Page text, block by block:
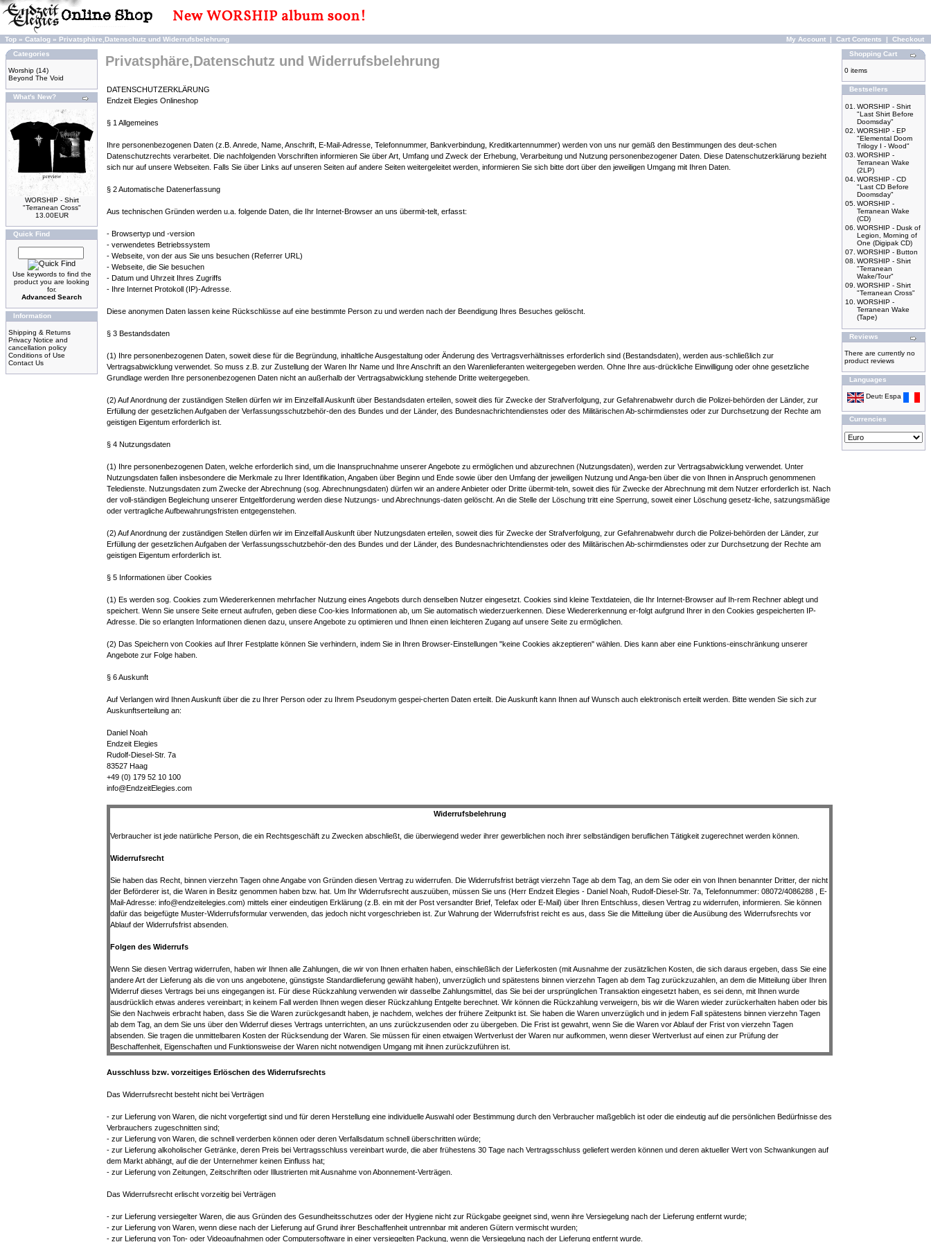
Top » Catalog » Privatsphäre,Datenschutz und Widerrufsbelehrung My Account | Cart Contents | Checkout
Categories
Worship (14)
Beyond The Void
What's New?
WORSHIP - Shirt
"Terranean Cross"
13.00EUR
Quick Find
Use keywords to find the
product you are looking
for.
Advanced Search
Information
Shipping & Returns
Privacy Notice and
cancellation policy
Conditions of Use
Contact Us
Privatsphäre,Datenschutz und Widerrufsbelehrung
DATENSCHUTZERKLÄRUNG
Endzeit Elegies Onlineshop
§ 1 Allgemeines
Ihre personenbezogenen Daten (z.B. Anrede, Name, Anschrift, E-Mail-Adresse, Telefonnummer, Bankverbindung, Kreditkartennummer) werden von uns nur gemäß den Bestimmungen des deut-schen
Datenschutzrechts verarbeitet. Die nachfolgenden Vorschriften informieren Sie über Art, Umfang und Zweck der Erhebung, Verarbeitung und Nutzung personenbezogener Daten. Diese Datenschutzerklärung bezieht
sich nur auf unsere Webseiten. Falls Sie über Links auf unseren Seiten auf andere Seiten weitergeleitet werden, informieren Sie sich bitte dort über den jeweiligen Umgang mit Ihren Daten.
§ 2 Automatische Datenerfassung
Aus technischen Gründen werden u.a. folgende Daten, die Ihr Internet-Browser an uns übermit-telt, erfasst:
- Browsertyp und -version
- verwendetes Betriebssystem
- Webseite, von der aus Sie uns besuchen (Referrer URL)
- Webseite, die Sie besuchen
- Datum und Uhrzeit Ihres Zugriffs
- Ihre Internet Protokoll (IP)-Adresse.
Diese anonymen Daten lassen keine Rückschlüsse auf eine bestimmte Person zu und werden nach der Beendigung Ihres Besuches gelöscht.
§ 3 Bestandsdaten
(1) Ihre personenbezogenen Daten, soweit diese für die Begründung, inhaltliche Ausgestaltung oder Änderung des Vertragsverhältnisses erforderlich sind (Bestandsdaten), werden aus-schließlich zur
Vertragsabwicklung verwendet. So muss z.B. zur Zustellung der Waren Ihr Name und Ihre Anschrift an den Warenlieferanten weitergegeben werden. Ohne Ihre aus-drückliche Einwilligung oder ohne gesetzliche
Grundlage werden Ihre personenbezogenen Daten nicht an außerhalb der Vertragsabwicklung stehende Dritte weitergegeben.
(2) Auf Anordnung der zuständigen Stellen dürfen wir im Einzelfall Auskunft über Bestandsdaten erteilen, soweit dies für Zwecke der Strafverfolgung, zur Gefahrenabwehr durch die Polizei-behörden der Länder, zur
Erfüllung der gesetzlichen Aufgaben der Verfassungsschutzbehör-den des Bundes und der Länder, des Bundesnachrichtendienstes oder des Militärischen Ab-schirmdienstes oder zur Durchsetzung der Rechte am
geistigen Eigentum erforderlich ist.
§ 4 Nutzungsdaten
(1) Ihre personenbezogenen Daten, welche erforderlich sind, um die Inanspruchnahme unserer Angebote zu ermöglichen und abzurechnen (Nutzungsdaten), werden zur Vertragsabwicklung verwendet. Unter
Nutzungsdaten fallen insbesondere die Merkmale zu Ihrer Identifikation, Angaben über Beginn und Ende sowie über den Umfang der jeweiligen Nutzung und Anga-ben über die von Ihnen in Anspruch genommenen
Teledienste. Nutzungsdaten zum Zwecke der Abrechnung (sog. Abrechnungsdaten) dürfen wir an andere Anbieter oder Dritte übermit-teln, soweit dies für Zwecke der Abrechnung mit dem Nutzer erforderlich ist. Nach
der voll-ständigen Begleichung unserer Entgeltforderung werden diese Nutzungs- und Abrechnungs-daten gelöscht. An die Stelle der Löschung tritt eine Sperrung, soweit einer Löschung gesetz-liche, satzungsmäßige
oder vertragliche Aufbewahrungsfristen entgegenstehen.
(2) Auf Anordnung der zuständigen Stellen dürfen wir im Einzelfall Auskunft über Nutzungsdaten erteilen, soweit dies für Zwecke der Strafverfolgung, zur Gefahrenabwehr durch die Polizei-behörden der Länder, zur
Erfüllung der gesetzlichen Aufgaben der Verfassungsschutzbehör-den des Bundes und der Länder, des Bundesnachrichtendienstes oder des Militärischen Ab-schirmdienstes oder zur Durchsetzung der Rechte am
geistigen Eigentum erforderlich ist.
§ 5 Informationen über Cookies
(1) Es werden sog. Cookies zum Wiedererkennen mehrfacher Nutzung eines Angebots durch denselben Nutzer eingesetzt. Cookies sind kleine Textdateien, die Ihr Internet-Browser auf Ih-rem Rechner ablegt und
speichert. Wenn Sie unsere Seite erneut aufrufen, geben diese Coo-kies Informationen ab, um Sie automatisch wiederzuerkennen. Diese Wiedererkennung er-folgt aufgrund Ihrer in den Cookies gespeicherten IP-
Adresse. Die so erlangten Informationen dienen dazu, unsere Angebote zu optimieren und Ihnen einen leichteren Zugang auf unsere Seite zu ermöglichen.
(2) Das Speichern von Cookies auf Ihrer Festplatte können Sie verhindern, indem Sie in Ihren Browser-Einstellungen "keine Cookies akzeptieren" wählen. Dies kann aber eine Funktions-einschränkung unserer
Angebote zur Folge haben.
§ 6 Auskunft
Auf Verlangen wird Ihnen Auskunft über die zu Ihrer Person oder zu Ihrem Pseudonym gespei-cherten Daten erteilt. Die Auskunft kann Ihnen auf Wunsch auch elektronisch erteilt werden. Bitte wenden Sie sich zur
Auskunftserteilung an:
Daniel Noah
Endzeit Elegies
Rudolf-Diesel-Str. 7a
83527 Haag
+49 (0) 179 52 10 100
info@EndzeitElegies.com
Widerrufsbelehrung
Verbraucher ist jede natürliche Person, die ein Rechtsgeschäft zu Zwecken abschließt, die überwiegend weder ihrer gewerblichen noch ihrer selbständigen beruflichen Tätigkeit zugerechnet werden können.
Widerrufsrecht
Sie haben das Recht, binnen vierzehn Tagen ohne Angabe von Gründen diesen Vertrag zu widerrufen. Die Widerrufsfrist beträgt vierzehn Tage ab dem Tag, an dem Sie oder ein von Ihnen benannter Dritter, der nicht
der Beförderer ist, die Waren in Besitz genommen haben bzw. hat. Um Ihr Widerrufsrecht auszuüben, müssen Sie uns (Herr Endzeit Elegies - Daniel Noah, Rudolf-Diesel-Str. 7a, Telefonnummer: 08072/4086288 , E-
Mail-Adresse: info@endzeitelegies.com) mittels einer eindeutigen Erklärung (z.B. ein mit der Post versandter Brief, Telefax oder E-Mail) über Ihren Entschluss, diesen Vertrag zu widerrufen, informieren. Sie können
dafür das beigefügte Muster-Widerrufsformular verwenden, das jedoch nicht vorgeschrieben ist. Zur Wahrung der Widerrufsfrist reicht es aus, dass Sie die Mitteilung über die Ausübung des Widerrufsrechts vor
Ablauf der Widerrufsfrist absenden.
Folgen des Widerrufs
Wenn Sie diesen Vertrag widerrufen, haben wir Ihnen alle Zahlungen, die wir von Ihnen erhalten haben, einschließlich der Lieferkosten (mit Ausnahme der zusätzlichen Kosten, die sich daraus ergeben, dass Sie eine
andere Art der Lieferung als die von uns angebotene, günstigste Standardlieferung gewählt haben), unverzüglich und spätestens binnen vierzehn Tagen ab dem Tag zurückzuzahlen, an dem die Mitteilung über Ihren
Widerruf dieses Vertrags bei uns eingegangen ist. Für diese Rückzahlung verwenden wir dasselbe Zahlungsmittel, das Sie bei der ursprünglichen Transaktion eingesetzt haben, es sei denn, mit Ihnen wurde
ausdrücklich etwas anderes vereinbart; in keinem Fall werden Ihnen wegen dieser Rückzahlung Entgelte berechnet. Wir können die Rückzahlung verweigern, bis wir die Waren wieder zurückerhalten haben oder bis
Sie den Nachweis erbracht haben, dass Sie die Waren zurückgesandt haben, je nachdem, welches der frühere Zeitpunkt ist. Sie haben die Waren unverzüglich und in jedem Fall spätestens binnen vierzehn Tagen
ab dem Tag, an dem Sie uns über den Widerruf dieses Vertrags unterrichten, an uns zurückzusenden oder zu übergeben. Die Frist ist gewahrt, wenn Sie die Waren vor Ablauf der Frist von vierzehn Tagen
absenden. Sie tragen die unmittelbaren Kosten der Rücksendung der Waren. Sie müssen für einen etwaigen Wertverlust der Waren nur aufkommen, wenn dieser Wertverlust auf einen zur Prüfung der
Beschaffenheit, Eigenschaften und Funktionsweise der Waren nicht notwendigen Umgang mit ihnen zurückzuführen ist.
Ausschluss bzw. vorzeitiges Erlöschen des Widerrufsrechts
Das Widerrufsrecht besteht nicht bei Verträgen
- zur Lieferung von Waren, die nicht vorgefertigt sind und für deren Herstellung eine individuelle Auswahl oder Bestimmung durch den Verbraucher maßgeblich ist oder die eindeutig auf die persönlichen Bedürfnisse des
Verbrauchers zugeschnitten sind;
- zur Lieferung von Waren, die schnell verderben können oder deren Verfallsdatum schnell überschritten würde;
- zur Lieferung alkoholischer Getränke, deren Preis bei Vertragsschluss vereinbart wurde, die aber frühestens 30 Tage nach Vertragsschluss geliefert werden können und deren aktueller Wert von Schwankungen auf
dem Markt abhängt, auf die der Unternehmer keinen Einfluss hat;
- zur Lieferung von Zeitungen, Zeitschriften oder Illustrierten mit Ausnahme von Abonnement-Verträgen.
Das Widerrufsrecht erlischt vorzeitig bei Verträgen
- zur Lieferung versiegelter Waren, die aus Gründen des Gesundheitsschutzes oder der Hygiene nicht zur Rückgabe geeignet sind, wenn ihre Versiegelung nach der Lieferung entfernt wurde;
- zur Lieferung von Waren, wenn diese nach der Lieferung auf Grund ihrer Beschaffenheit untrennbar mit anderen Gütern vermischt wurden;
- zur Lieferung von Ton- oder Videoaufnahmen oder Computersoftware in einer versiegelten Packung, wenn die Versiegelung nach der Lieferung entfernt wurde.
Shopping Cart
0 items
Bestsellers
01.
WORSHIP - Shirt
"Last Shirt Before
Doomsday"
02. WORSHIP - EP
"Elemental Doom
Trilogy I - Wood"
03. WORSHIP -
Terranean Wake
(2LP)
04. WORSHIP - CD
"Last CD Before
Doomsday"
05. WORSHIP -
Terranean Wake
(CD)
06. WORSHIP - Dusk of
Legion, Morning of
One (Digipak CD)
07. WORSHIP - Button
08. WORSHIP - Shirt
"Terranean
Wake/Tour"
09. WORSHIP - Shirt
"Terranean Cross"
10. WORSHIP -
Terranean Wake
(Tape)
Reviews
There are currently no
product reviews
Languages
Currencies